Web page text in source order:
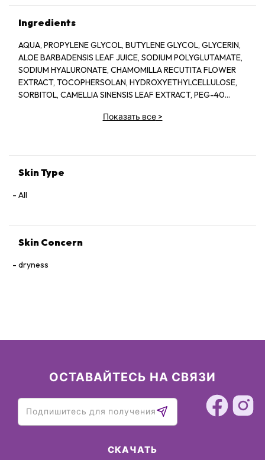
Ingredients
AQUA, PROPYLENE GLYCOL, BUTYLENE GLYCOL, GLYCERIN,
ALOE BARBADENSIS LEAF JUICE, SODIUM POLYGLUTAMATE,
SODIUM HYALURONATE, CHAMOMILLA RECUTITA FLOWER
EXTRACT, TOCOPHERSOLAN, HYDROXYETHYLCELLULOSE,
SORBITOL, CAMELLIA SINENSIS LEAF EXTRACT, PEG-40
CAPRYLATE, ILLICIUM VERUM FRUIT EXTRACT, PROPANEDIOL,
LEVULINATE, SECHIUM EDULE FRUIT EXTRACT,
EXTRACT, p-ANISIC ACID, CITRIC ACID, SODIUM HYDROXIDE,
PHENOXYETHANOL, METHYLPARABEN
Показать все>
Skin Type
All
Skin Concern
dryness
ОСТАВАЙТЕСЬ НА СВЯЗИ
СКАЧАТЬ